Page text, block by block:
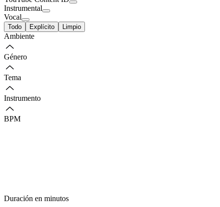
Instrumental
Vocal
Todo Explícito Limpio
Ambiente
Género
Tema
Instrumento
BPM
Duración en minutos